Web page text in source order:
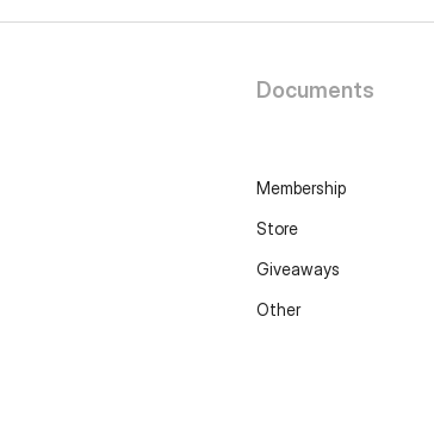
Documents
Membership
Store
Giveaways
Other